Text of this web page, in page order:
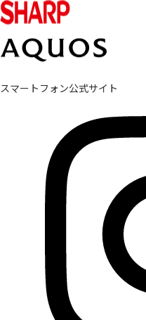
スマートフォン公式サイト